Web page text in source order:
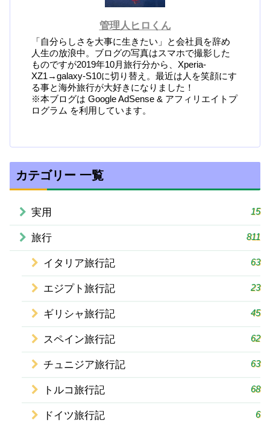
管理人ヒロくん
「自分らしさを大事に生きたい」と会社員を辞め
人生の放浪中。ブログの写真はスマホで撮影した
ものですが2019年10月旅行分から、Xperia-
XZ1→galaxy-S10に切り替え。最近は人を笑顔にす
る事と海外旅行が大好きになりました！
※本ブログは Google AdSense & アフィリエイトプ
ログラム を利用しています。
カテゴリー 一覧
実用 15
旅行 811
イタリア旅行記 63
エジプト旅行記 23
ギリシャ旅行記 45
スペイン旅行記 62
チュニジア旅行記 63
トルコ旅行記 68
ドイツ旅行記 6